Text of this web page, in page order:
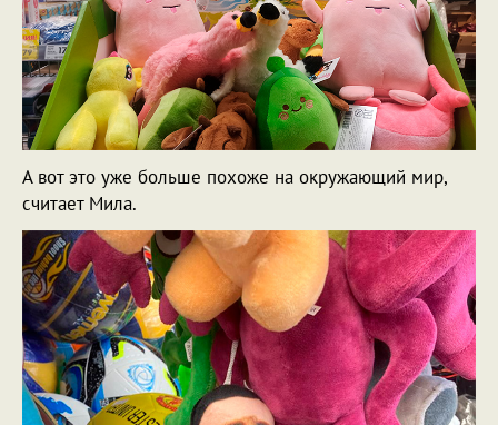
А вот это уже больше похоже на окружающий мир,
считает Мила.